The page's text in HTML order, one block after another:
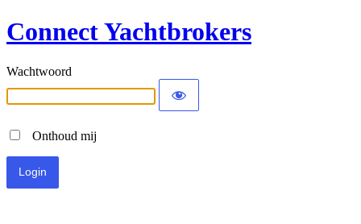
Connect Yachtbrokers
Wachtwoord
Onthoud mij